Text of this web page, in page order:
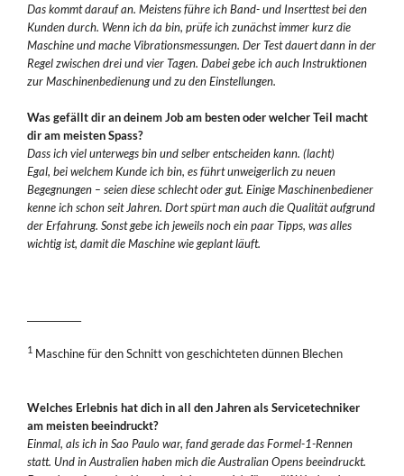
Das kommt darauf an. Meistens führe ich Band- und Inserttest bei den
Kunden durch. Wenn ich da bin, prüfe ich zunächst immer kurz die
Maschine und mache Vibrationsmessungen. Der Test dauert dann in der
Regel zwischen drei und vier Tagen. Dabei gebe ich auch Instruktionen
zur Maschinenbedienung und zu den Einstellungen.
Was gefällt dir an deinem Job am besten oder welcher Teil macht
dir am meisten Spass?
Dass ich viel unterwegs bin und selber entscheiden kann. (lacht)
Egal, bei welchem Kunde ich bin, es führt unweigerlich zu neuen
Begegnungen – seien diese schlecht oder gut. Einige Maschinenbediener
kenne ich schon seit Jahren. Dort spürt man auch die Qualität aufgrund
der Erfahrung. Sonst gebe ich jeweils noch ein paar Tipps, was alles
wichtig ist, damit die Maschine wie geplant läuft.
1Maschine für den Schnitt von geschichteten dünnen Blechen
Welches Erlebnis hat dich in all den Jahren als Servicetechniker
am meisten beeindruckt?
Einmal, als ich in Sao Paulo war, fand gerade das Formel-1-Rennen
statt. Und in Australien haben mich die Australian Opens beeindruckt.